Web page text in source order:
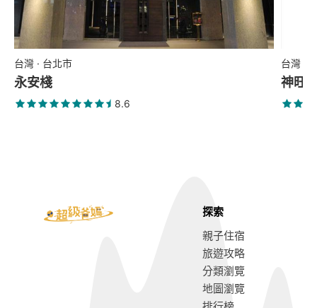
台灣 · 台北市
永安棧
8.6
台灣 ·
神旺
探索
親子住宿
旅遊攻略
分類瀏覽
地圖瀏覽